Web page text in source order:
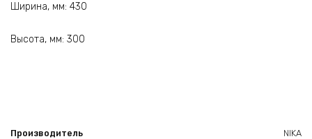
Ширина, мм: 430
Высота, мм: 300
Производитель NIKA